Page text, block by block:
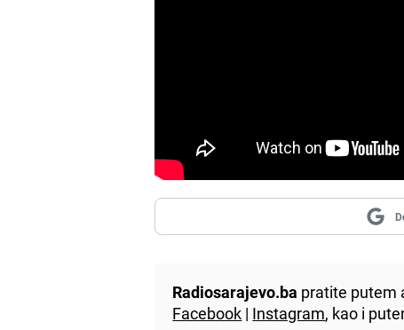
Radiosarajevo.ba pratite putem
Facebook | Instagram, kao i